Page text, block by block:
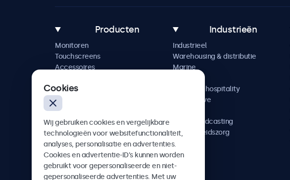
Producten
Monitoren
Touchscreens
Accessoires
Industrieën
Industrieel
Warehousing & distributie
Marine
Horeca & hospitality
Automotive
AV & Broadcasting
Gezondheidszorg
Cookies
Wij gebruiken cookies en vergelijkbare
technologieën voor websitefunctionaliteit,
analyses, personalisatie en advertenties.
Cookies en advertentie-ID’s kunnen worden
gebruikt voor gepersonaliseerde en niet-
gepersonaliseerde advertenties. Met uw